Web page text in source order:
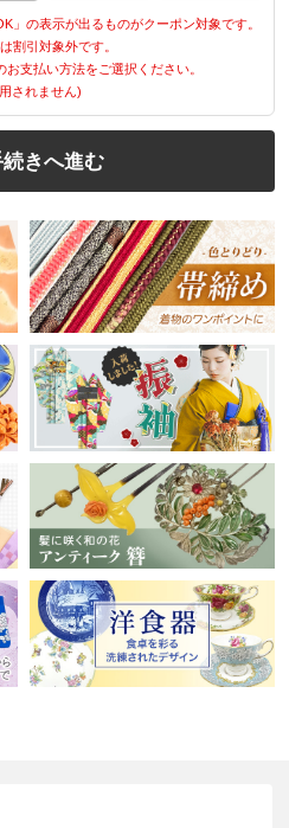
」の表示が出るものがクーポン対象です。
割引対象外です。
支払い方法をご選択ください。
されません)
きへ進む